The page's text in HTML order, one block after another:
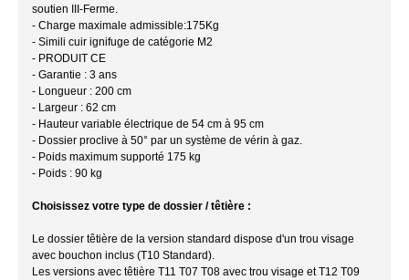
soutien III-Ferme.
- Charge maximale admissible:175Kg
- Simili cuir ignifuge de catégorie M2
- PRODUIT CE
- Garantie : 3 ans
- Longueur : 200 cm
- Largeur : 62 cm
- Hauteur variable électrique de 54 cm à 95 cm
- Dossier proclive à 50° par un système de vérin à gaz.
- Poids maximum supporté 175 kg
- Poids : 90 kg
Choisissez votre type de dossier / têtière :
Le dossier têtière de la version standard dispose d'un trou visage
avec bouchon inclus (T10 Standard).
Les versions avec têtière T11 T07 T08 avec trou visage et T12 T09